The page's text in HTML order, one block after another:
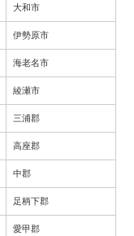
大和市
伊勢原市
海老名市
綾瀬市
三浦郡
高座郡
中郡
足柄下郡
愛甲郡